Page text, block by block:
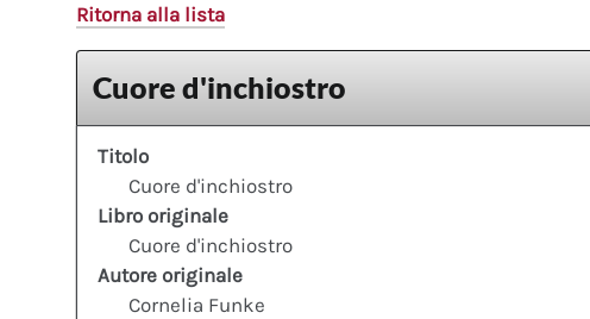
Ritorna alla lista
Cuore d'inchiostro
Titolo
Cuore d'inchiostro
Libro originale
Cuore d'inchiostro
Autore originale
Cornelia Funke